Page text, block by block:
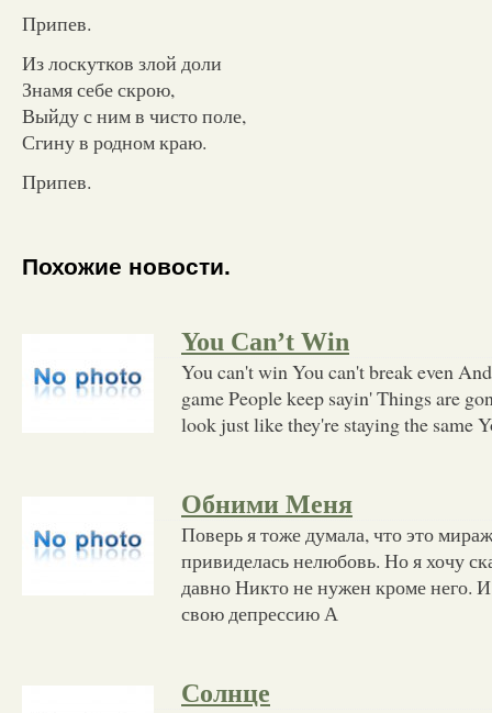
Припев.
Из лоскутков злой доли
Знамя себе скрою,
Выйду с ним в чисто поле,
Сгину в родном краю.
Припев.
Похожие новости.
You Can’t Win
You can't win You can't break even
game People keep sayin' Things are
look just like they're staying the same
Обними Меня
Поверь я тоже думала, что это
привиделась нелюбовь. Но я хочу
давно Никто не нужен кроме него. И
свою депрессию А
Солнце